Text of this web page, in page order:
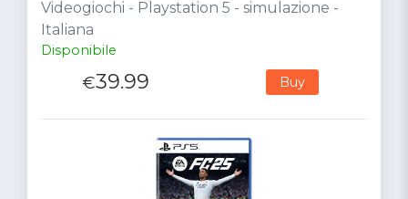
Videogiochi - Playstation 5 - simulazione -
Italiana
Disponibile
€39.99 Buy